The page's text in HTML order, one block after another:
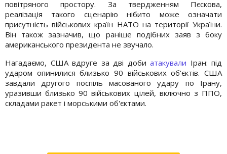
повітряного простору. За твердженням Пєскова,
реалізація такого сценарію нібито може означати
присутність військових країн НАТО на території України.
Він також зазначив, що раніше подібних заяв з боку
американського президента не звучало.
Нагадаємо, США вдруге за дві доби атакували Іран: під
ударом опинилися близько 90 військових об'єктів. США
завдали другого поспіль масованого удару по Ірану,
уразивши близько 90 військових цілей, включно з ППО,
складами ракет і морськими об'єктами.